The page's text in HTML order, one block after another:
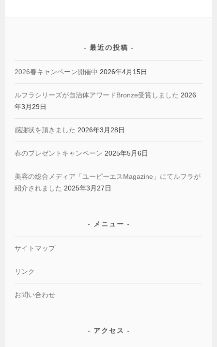
最近の投稿
2026春キャンペーン開催中 2026年4月15日
ルフラシリーズが自治体アワードBronze受賞しました 2026
年3月29日
感謝状を頂きました 2026年3月28日
春のプレゼントキャンペーン 2025年5月6日
美容の総合メディア「ユーピーエスMagazine」にてルフラが
紹介されました 2025年3月27日
メニュー
サイトマップ
リンク
お問い合わせ
アクセス